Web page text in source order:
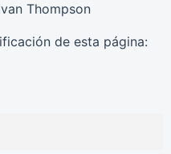
Thompson
de esta página: